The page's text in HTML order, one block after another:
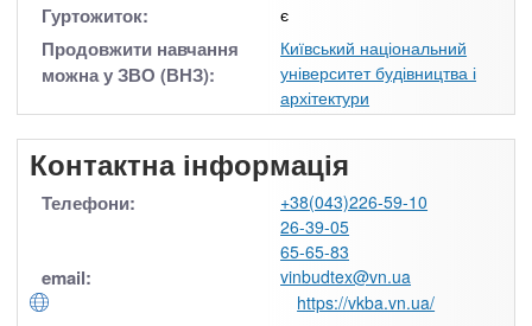
Гуртожиток: є
Продовжити навчання
можна у ЗВО (ВНЗ):
Київський національний
університет будівництва і
архітектури
Контактна інформація
Телефони:
+38(043)226-59-10
26-39-05
65-65-83
email:
vinbudtex@vn.ua
https://vkba.vn.ua/